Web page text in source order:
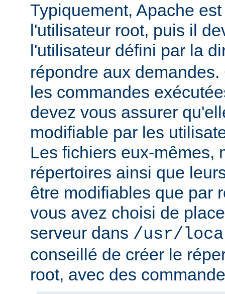
Typiquement, Apache
l'utilisateur root, puis il
l'utilisateur défini par la
répondre aux
les commandes
devez vous assurer
modifiable par les
Les fichiers eux-mêmes,
répertoires ainsi que
être modifiables que par
vous avez choisi de
serveur dans /usr/
conseillé de créer le
root, avec des